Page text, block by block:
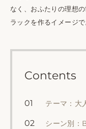
なく、おふたりの理想
ラックを作るイメージで
Contents
テーマ：大
シーン別：